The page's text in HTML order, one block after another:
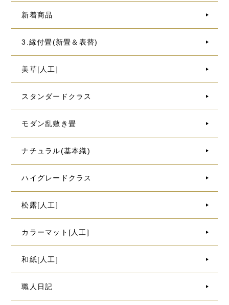
新着商品
3.縁付畳(新畳＆表替)
美草[人工]
スタンダードクラス
モダン乱敷き畳
ナチュラル(基本織)
ハイグレードクラス
松露[人工]
カラーマット[人工]
和紙[人工]
職人日記